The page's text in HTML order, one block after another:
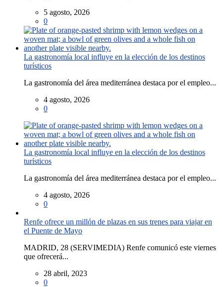
5 agosto, 2026
0
La gastronomía local influye en la elección de los destinos
turísticos
La gastronomía del área mediterránea destaca por el empleo...
4 agosto, 2026
0
La gastronomía local influye en la elección de los destinos
turísticos
La gastronomía del área mediterránea destaca por el empleo...
4 agosto, 2026
0
Renfe ofrece un millón de plazas en sus trenes para viajar en
el Puente de Mayo
MADRID, 28 (SERVIMEDIA) Renfe comunicó este viernes
que ofrecerá...
28 abril, 2023
0